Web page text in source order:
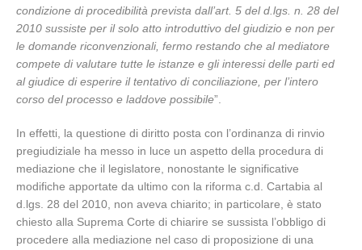
condizione di procedibilità prevista dall’art. 5 del d.lgs. n. 28 del
2010 sussiste per il solo atto introduttivo del giudizio e non per
le domande riconvenzionali, fermo restando che al mediatore
compete di valutare tutte le istanze e gli interessi delle parti ed
al giudice di esperire il tentativo di conciliazione, per l’intero
corso del processo e laddove possibile”.
In effetti, la questione di diritto posta con l’ordinanza di rinvio
pregiudiziale ha messo in luce un aspetto della procedura di
mediazione che il legislatore, nonostante le significative
modifiche apportate da ultimo con la riforma c.d. Cartabia al
d.lgs. 28 del 2010, non aveva chiarito; in particolare, è stato
chiesto alla Suprema Corte di chiarire se sussista l’obbligo di
procedere alla mediazione nel caso di proposizione di una